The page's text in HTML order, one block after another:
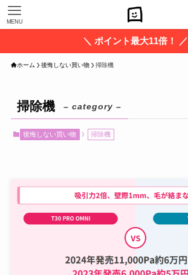
MENU
＼ ポイント最大11倍！ ／
ホーム 後悔しない買い物 掃除機
掃除機 – category –
後悔しない買い物 掃除機